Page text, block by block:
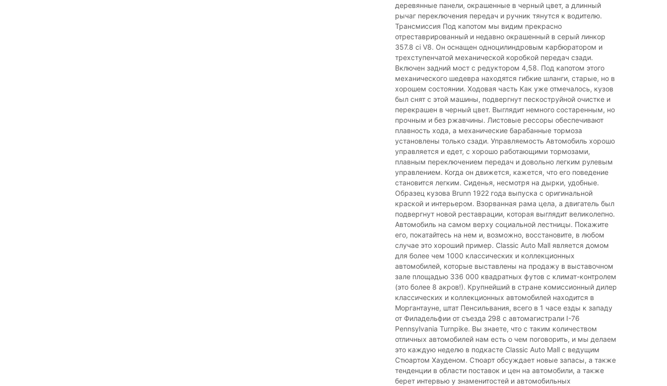
деревянные панели, окрашенные в черный цвет, а длинный
рычаг переключения передач и ручник тянутся к водителю.
Трансмиссия Под капотом мы видим прекрасно
отреставрированный и недавно окрашенный в серый линкор
357.8 ci V8. Он оснащен одноцилиндровым карбюратором и
трехступенчатой ​​​​механической коробкой передач сзади.
Включен задний мост с редуктором 4,58. Под капотом этого
механического шедевра находятся гибкие шланги, старые, но в
хорошем состоянии. Ходовая часть Как уже отмечалось, кузов
был снят с этой машины, подвергнут пескоструйной очистке и
перекрашен в черный цвет. Выглядит немного состаренным, но
прочным и без ржавчины. Листовые рессоры обеспечивают
плавность хода, а механические барабанные тормоза
установлены только сзади. Управляемость Автомобиль хорошо
управляется и едет, с хорошо работающими тормозами,
плавным переключением передач и довольно легким рулевым
управлением. Когда он движется, кажется, что его поведение
становится легким. Сиденья, несмотря на дырки, удобные.
Образец кузова Brunn 1922 года выпуска с оригинальной
краской и интерьером. Взорванная рама цела, а двигатель был
подвергнут новой реставрации, которая выглядит великолепно.
Автомобиль на самом верху социальной лестницы. Покажите
его, покатайтесь на нем и, возможно, восстановите, в любом
случае это хороший пример. Classic Auto Mall является домом
для более чем 1000 классических и коллекционных
автомобилей, которые выставлены на продажу в выставочном
зале площадью 336 000 квадратных футов с климат-контролем
(это более 8 акров!). Крупнейший в стране комиссионный дилер
классических и коллекционных автомобилей находится в
Моргантауне, штат Пенсильвания, всего в 1 часе езды к западу
от Филадельфии от съезда 298 с автомагистрали I-76
Pennsylvania Turnpike. Вы знаете, что с таким количеством
отличных автомобилей нам есть о чем поговорить, и мы делаем
это каждую неделю в подкасте Classic Auto Mall с ведущим
Стюартом Хауденом. Стюарт обсуждает новые запасы, а также
тенденции в области поставок и цен на автомобили, а также
берет интервью у знаменитостей и автомобильных